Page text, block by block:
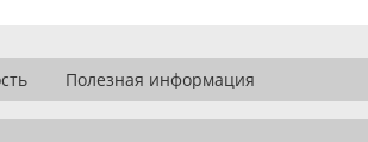
Полезная информация